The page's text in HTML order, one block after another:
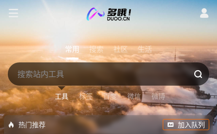
常用 搜索 社区 生活
工具 标签 百度 微信 微博
热门推荐
加入队列